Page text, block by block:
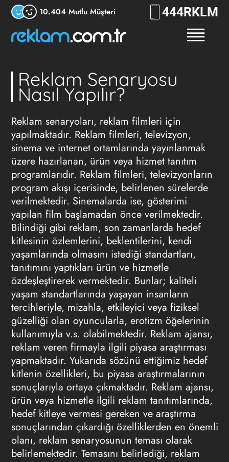
10.404 Mutlu Müşteri 444RKLM
Reklam Senaryosu
Nasıl Yapılır?
Reklam senaryoları, reklam filmleri için
yapılmaktadır. Reklam filmleri, televizyon,
sinema ve internet ortamlarında yayınlanmak
üzere hazırlanan, ürün veya hizmet tanıtım
programlarıdır. Reklam filmleri, televizyonların
program akışı içerisinde, belirlenen sürelerde
verilmektedir. Sinemalarda ise, gösterimi
yapılan film başlamadan önce verilmektedir.
Bilindiği gibi reklam, son zamanlarda hedef
kitlesinin özlemlerini, beklentilerini, kendi
yaşamlarında olmasını istediği standartları,
tanıtımını yaptıkları ürün ve hizmetle
özdeşleştirerek vermektedir. Bunlar; kaliteli
yaşam standartlarında yaşayan insanların
tercihleriyle, mizahla, etkileyici veya fiziksel
güzelliği olan oyuncularla, erotizm öğelerinin
kullanımıyla v.s. olabilmektedir. Reklam ajansı,
reklam veren firmayla ilgili piyasa araştırması
yapmaktadır. Yukarıda sözünü ettiğimiz hedef
kitlenin özellikleri, bu piyasa araştırmalarının
sonuçlarıyla ortaya çıkmaktadır. Reklam ajansı,
ürün veya hizmetle ilgili reklam tanıtımlarında,
hedef kitleye vermesi gereken ve araştırma
sonuçlarından çıkardığı özelliklerden en önemli
olanı, reklam senaryosunun teması olarak
belirlemektedir. Temasını belirlediği, reklam